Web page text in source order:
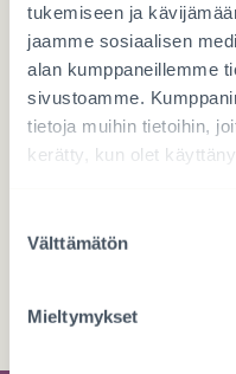
tukemiseen ja
jaamme sosiaalisen
alan kumppaneillemme
sivustoamme.
tietoja muihin tietoihin,
kerätty, kun olet
valinta
Välttämätön
Mieltymykset